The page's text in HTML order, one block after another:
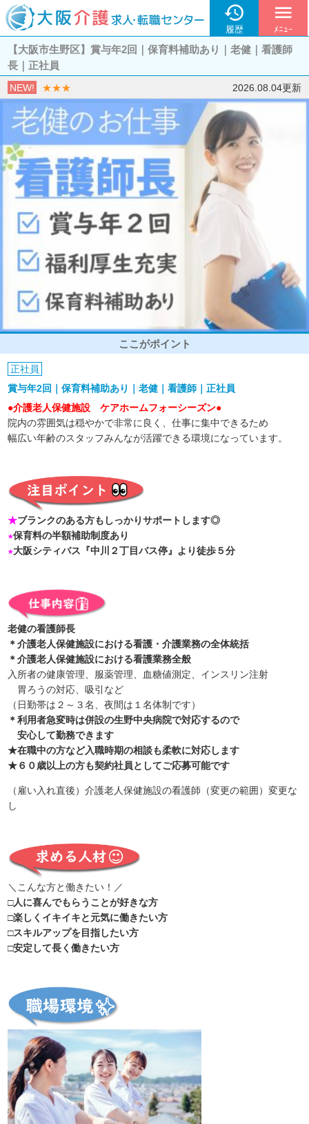

履歴
menu
ﾒﾆｭｰ
【大阪市生野区】賞与年2回｜保育料補助あり｜老健｜看護師
長｜正社員
NEW! ★★★ 2026.08.04更新
ここがポイント
正社員
賞与年2回｜保育料補助あり｜老健｜看護師｜正社員
●介護老人保健施設 ケアホームフォーシーズン●
院内の雰囲気は穏やかで非常に良く、仕事に集中できるため
幅広い年齢のスタッフみんなが活躍できる環境になっています。
★ブランクのある方もしっかりサポートします◎
★保育料の半額補助制度あり
★大阪シティバス『中川２丁目バス停』より徒歩５分
老健の看護師長
＊介護老人保健施設における看護・介護業務の全体統括
＊介護老人保健施設における看護業務全般
入所者の健康管理、服薬管理、血糖値測定、インスリン注射
胃ろうの対応、吸引など
（日勤帯は２～３名、夜間は１名体制です）
＊利用者急変時は併設の生野中央病院で対応するので
安心して勤務できます
★在職中の方など入職時期の相談も柔軟に対応します
★６０歳以上の方も契約社員としてご応募可能です
（雇い入れ直後）介護老人保健施設の看護師（変更の範囲）変更な
し
＼こんな方と働きたい！／
□人に喜んでもらうことが好きな方
□楽しくイキイキと元気に働きたい方
□スキルアップを目指したい方
□安定して長く働きたい方